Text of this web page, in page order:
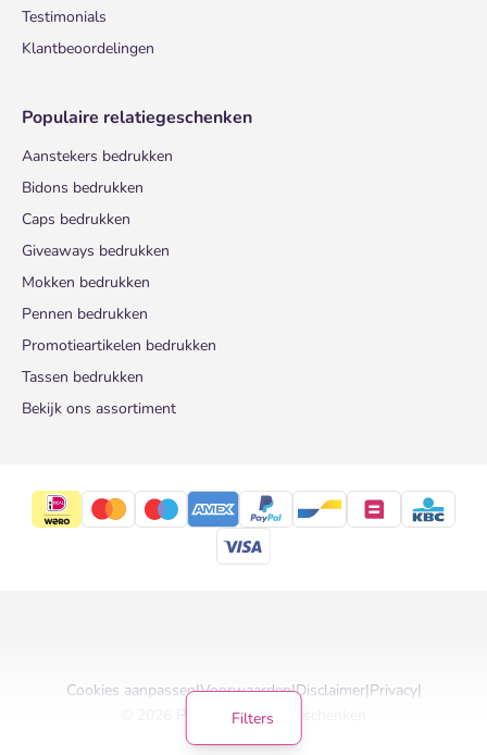
Filters
Testimonials
Klantbeoordelingen
Populaire relatiegeschenken
Aanstekers bedrukken
Bidons bedrukken
Caps bedrukken
Giveaways bedrukken
Mokken bedrukken
Pennen bedrukken
Promotieartikelen bedrukken
Tassen bedrukken
Bekijk ons assortiment
Cookies aanpassen|Voorwaarden|Disclaimer|Privacy|
© 2026 Pinkcube Relatiegeschenken